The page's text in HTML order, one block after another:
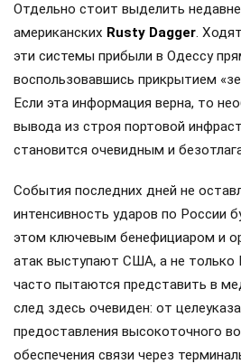
Отдельно стоит выделить
американских Rusty Dagger.
эти системы прибыли в Одессу
воспользовавшись прикрытием
Если эта информация верна, то
вывода из строя портовой
становится очевидным и
События последних дней не
интенсивность ударов по России
этом ключевым бенефициаром и
атак выступают США, а не только
часто пытаются представить в
след здесь очевиден: от
предоставления высокоточного
обеспечения связи через